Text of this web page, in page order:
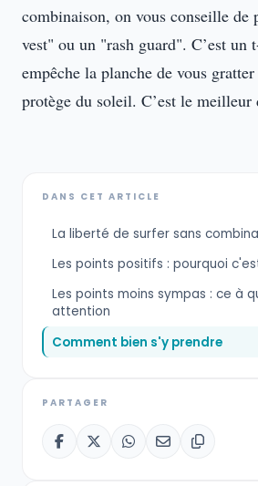
combinaison, on vous conseille de
vest" ou un "rash guard". C’est un
empêche la planche de vous
protège du soleil. C’est le meilleur
DANS CET ARTICLE
La liberté de surfer sans
Les points positifs : pourquoi
Les points moins sympas : ce à
attention
Comment bien s'y prendre
PARTAGER